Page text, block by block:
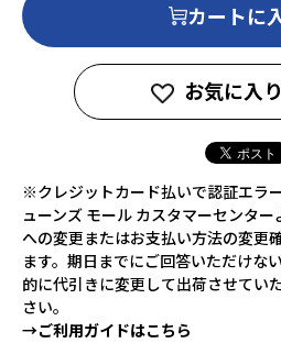
カートに
お気に入
※クレジットカード払いで認証エラ
ューンズ モール カスタマーセンタ
への変更またはお支払い方法の変更
ます。期日までにご回答いただけな
的に代引きに変更して出荷させてい
さい。
→ご利用ガイドはこちら